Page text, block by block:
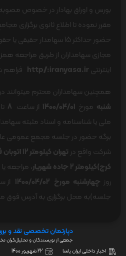
بورس و اوراق بهادار در خصوص مصوبه
مقرر نموده تا اطلاع ثانوی برگزاری
حضور حداکثر 15 سهامدار
مجازی سهامداران از طریق مراجعه
اینترنتی http//:iranyasa.ir فراهم
همچنین سهامداران محترم می­توانند
شنبه مورخ 1400/04/01 از ساعت تا
ملی یا شناسنامه و اسناد مثبته
برگه حضور در جلسه مجمع عمومی
شرکت واقع در
تهران
کرج)کیلومتر 2 جاده شهریار
، مراجعه
روز چهارشنبه مورخ 1400/04/02 از
جلسه)به محل برگزاری به آدرس فوق
دپارتمان تخصصی نقد و
جمعی از نویسندگان و تحلیل‌گران
اخبار داخلی ایران یاسا 22 شهریور 1400